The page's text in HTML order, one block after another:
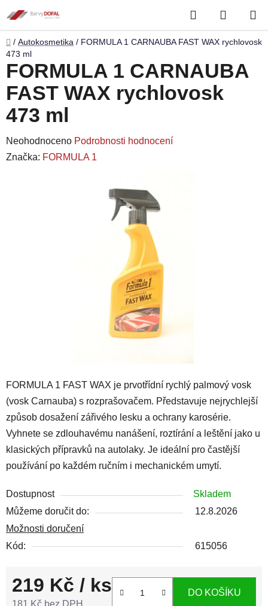
na
obsah
Hledat
KOŠÍK
Domů
/ Autokosmetika / FORMULA 1 CARNAUBA FAST WAX rychlovosk
473 ml
FORMULA 1 FAST WAX je prvotřídní rychlý palmový vosk
(vosk Carnauba) s rozprašovačem. Představuje nejrychlejší
způsob dosažení zářivého lesku a ochrany karosérie.
Vyhnete se zdlouhavému nanášení, roztírání a leštění jako u
klasických přípravků na autolaky. Je ideální pro častější
používání po každém ručním i mechanickém umytí.
Dostupnost
Skladem
Můžeme doručit do:
12.8.2026
Možnosti doručení
Kód:
615056
219 Kč / ks
181 Kč bez DPH
DO KOŠÍKU
FORMULA 1 CARNAUBA
FAST WAX rychlovosk
473 ml
Průměrné
hodnocení
Neohodnoceno Podrobnosti hodnocení
Značka: FORMULA 1